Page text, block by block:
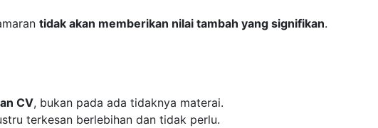
tidak akan memberikan nilai tambah yang signifikan.
CV, bukan pada ada tidaknya materai.
terkesan berlebihan dan tidak perlu.